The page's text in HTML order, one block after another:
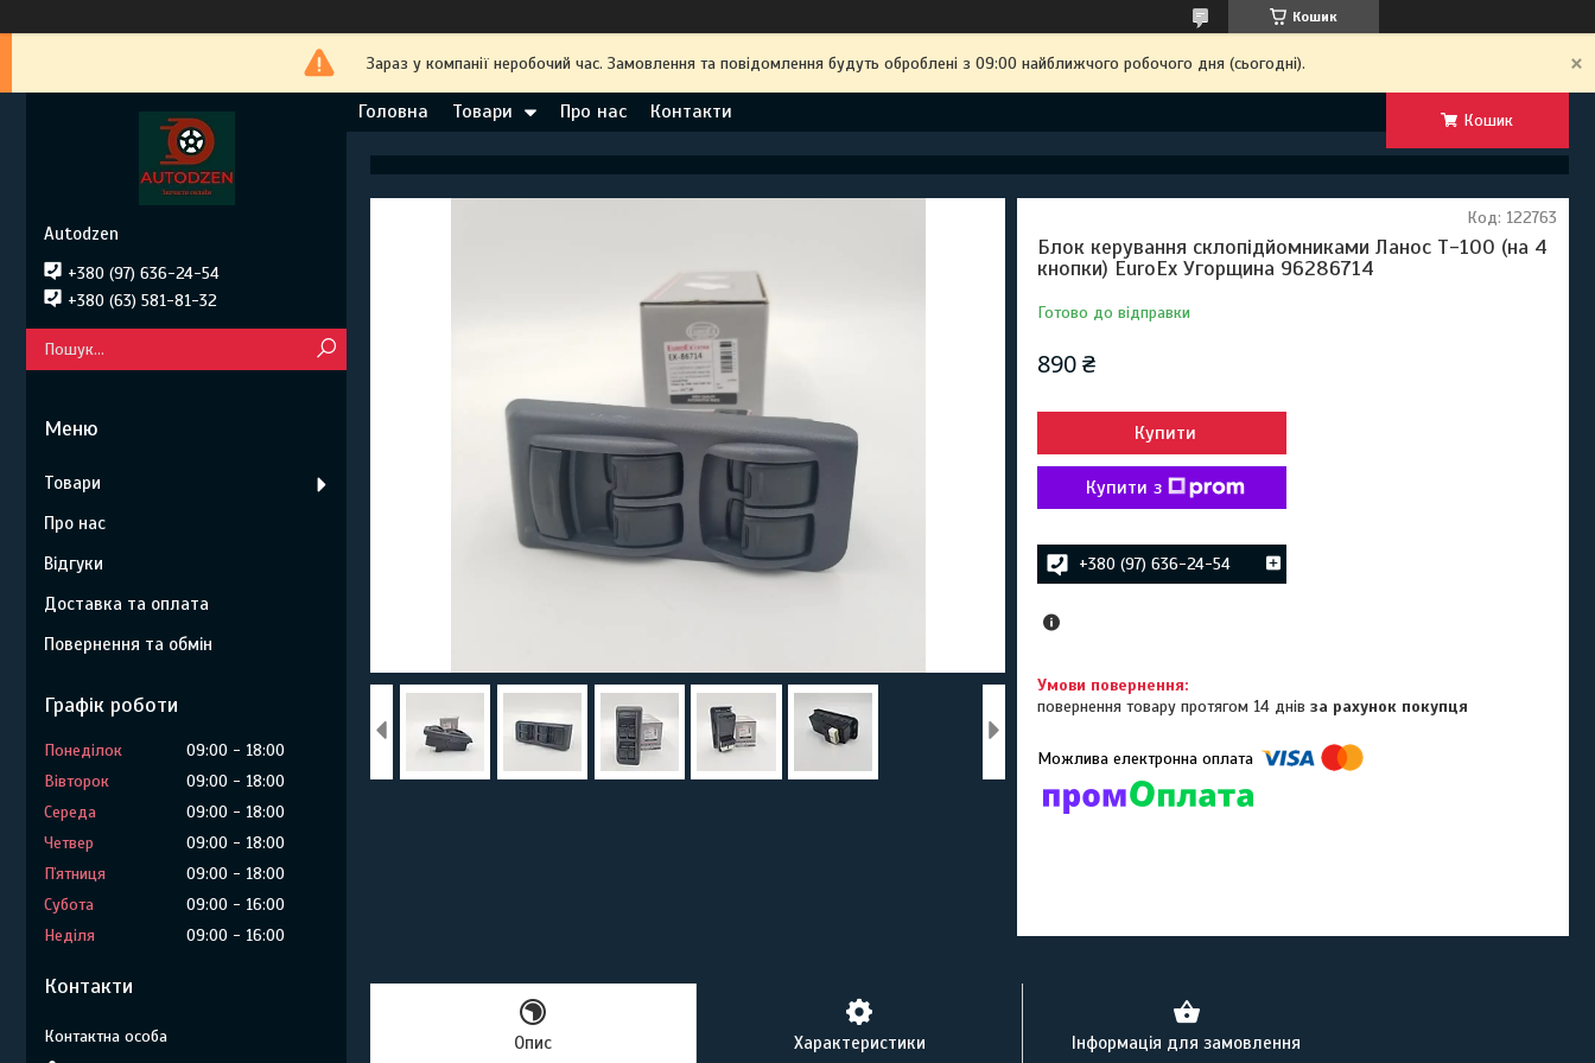
Кошик
Зараз у компанії неробочий час. Замовлення та повідомлення будуть оброблені з 09:00 найближчого робочого дня (сьогодні).
Головна Товари Про нас Контакти Кошик
Блок керування склопідйомниками Ланос Т-100 (на 4
кнопки) EuroEx Угорщина 96286714
Готово до відправки
Код: 122763
890 ₴
Купити
Купити з
+380 (97) 636-24-54
повернення товару протягом 14 днівза рахунок покупця
Опис Характеристики Інформація для замовлення
Autodzen
+380 (97) 636-24-54
+380 (63) 581-81-32
Товари
Про нас
Відгуки
Доставка та оплата
Повернення та обмін
Графік роботи
Понеділок 09:00
18:00
Вівторок
09:00
18:00
Середа
09:00
18:00
Четвер
09:00
18:00
Пʼятниця
09:00
18:00
Субота
09:00
16:00
Неділя
09:00 16:00
Контакти